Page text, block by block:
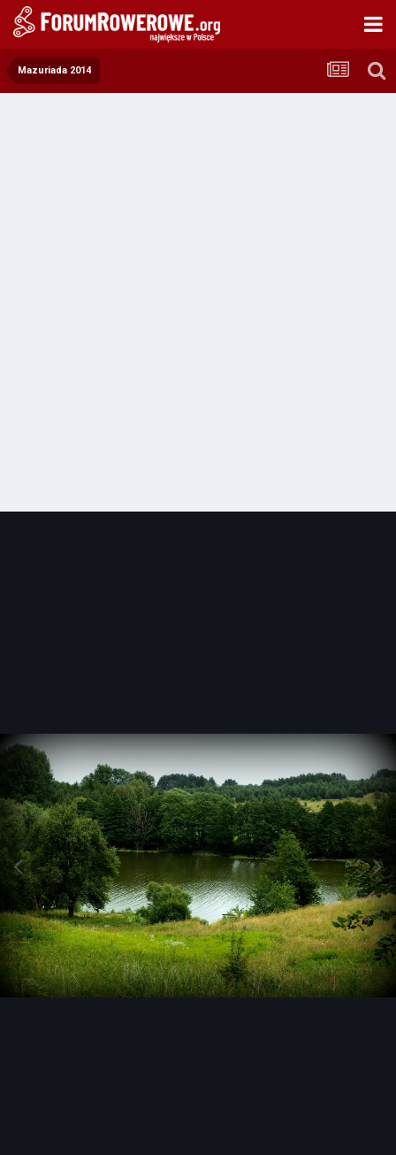
Mazuriada 2014